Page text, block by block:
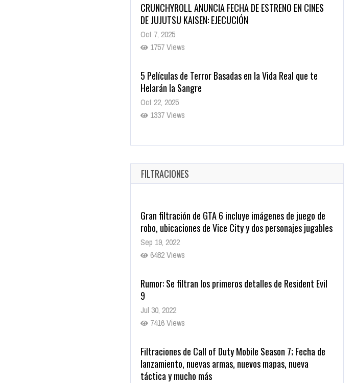
CRUNCHYROLL ANUNCIA FECHA DE ESTRENO EN CINES
DE JUJUTSU KAISEN: EJECUCIÓN
Oct 7, 2025
1757 Views
5 Películas de Terror Basadas en la Vida Real que te
Helarán la Sangre
Oct 22, 2025
1337 Views
Revive el terror: El conjuro 4: Últimos ritos ya está
Oct 20, 2025
1379 Views
FILTRACIONES
Gran filtración de GTA 6 incluye imágenes de juego de
robo, ubicaciones de Vice City y dos personajes jugables
Sep 19, 2022
6482 Views
Rumor: Se filtran los primeros detalles de Resident Evil
9
Jul 30, 2022
7416 Views
Filtraciones de Call of Duty Mobile Season 7; Fecha de
lanzamiento, nuevas armas, nuevos mapas, nueva
táctica y mucho más